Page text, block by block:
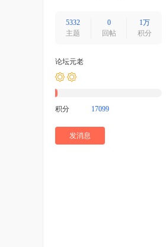
5332
主题
0
回帖
1万
积分
论坛元老
积分 17099
发消息